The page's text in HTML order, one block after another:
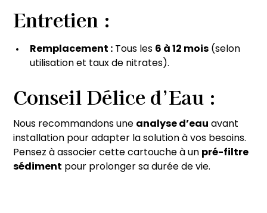
Entretien :
Remplacement : Tous les 6 à 12 mois (selon
utilisation et taux de nitrates).
Conseil Délice d’Eau :
Nous recommandons une analyse d’eau avant
installation pour adapter la solution à vos besoins.
Pensez à associer cette cartouche à un pré-filtre
sédiment pour prolonger sa durée de vie.